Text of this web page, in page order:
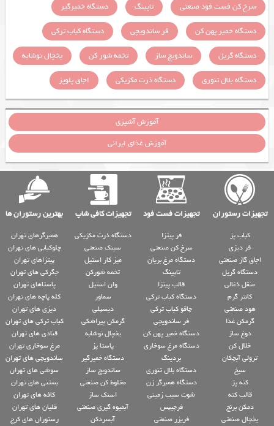
سرخ کن فست فود صنعتی
تاپینگ
دستگاه خمیرگیر
دستگاه خمیر پهن کن
فر ساندویچی
دستگاه کباب ترکی
دستگاه گریل
ساندویچ ساز تخمه شور کن
یخچال نوشابه
دستگاه بلال تنوری
دستگاه ذرت مکزیکی اجاق پلوپز
آموزش آشپزی
آموزش غذای ایرانی
تجهیزات رستوران تجهیزات فست فود تجهیزات کافی شاپ بهترین رستوران ها
کباب پز
فر دیزی
اجاق گاز صنعتی
دستگاه گریل
منقل ذغالی
کانتر گرم
هود صنعتی
گرمکن غذا
دوغ ساز
خلال کن
ترولی آبچکان
سیخ
کته پز
قالب کته
دمکن برنج
یخچال صنعتی
فر پیتزا
سرخ کن صنعتی
دستگاه مرغ بریان
تاپینگ
قالب پیتزا
دستگاه کباب ترکی
چاقو کباب ترکی
فر ساندویچی
دستگاه خمیر پهن کن
دستگاه مرغ سوخاری
بردینگ
دستگاه بلال تنوری
دستگاه همبرگر زن
شوت سیب زمینی
فرچیپس
فریزر صنعتی
دستگاه ذرت مکزیکی
سینک صنعتی
میز کار استیل
تخمه شورکن
وان استیل
سماور
دیسپلی
گرمکن پیراشکی
یخچال نوشابه
پاستا پز
دستگاه خمیرگیر
ساندویچ ساز
مخلوط کن صنعتی
اسنک ساز
آبمیوه گیری صنعتی
آبسردکن
همبرگرهای تهران
چلوکبابی های تهران
پیتزاهای تهران
جگرکی های تهران
پاستاهای تهران
کله پاچه های تهران
دیزی های تهران
کباب ترکی های تهران
قنادی های تهران
مرغ سوخاری تهران
ساندویچی های تهران
سوشی های تهران
بستنی های تهران
کافه های تهران
قلیان های تهران
رستوران های کرج